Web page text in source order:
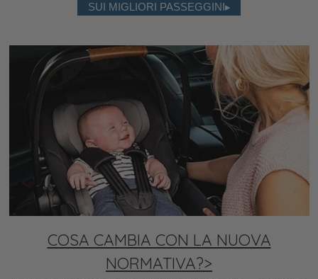
SUI MIGLIORI PASSEGGINI▸
COSA CAMBIA CON LA NUOVA
NORMATIVA?>